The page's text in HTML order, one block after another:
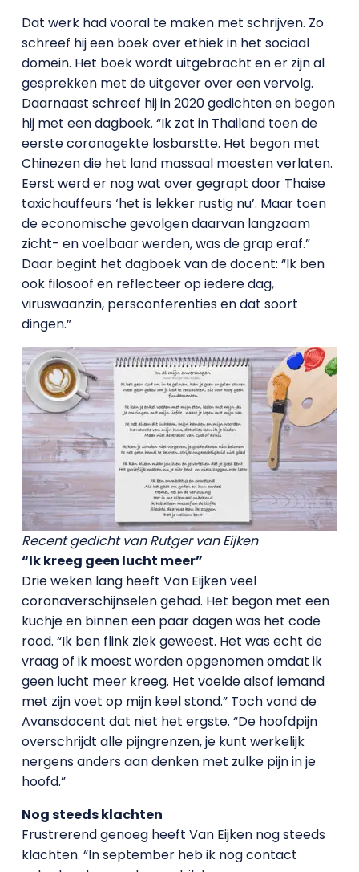
Dat werk had vooral te maken met schrijven. Zo
schreef hij een boek over ethiek in het sociaal
domein. Het boek wordt uitgebracht en er zijn al
gesprekken met de uitgever over een vervolg.
Daarnaast schreef hij in 2020 gedichten en begon
hij met een dagboek. “Ik zat in Thailand toen de
eerste coronagekte losbarstte. Het begon met
Chinezen die het land massaal moesten verlaten.
Eerst werd er nog wat over gegrapt door Thaise
taxichauffeurs ‘het is lekker rustig nu’. Maar toen
de economische gevolgen daarvan langzaam
zicht- en voelbaar werden, was de grap eraf.”
Daar begint het dagboek van de docent: “Ik ben
ook filosoof en reflecteer op iedere dag,
viruswaanzin, persconferenties en dat soort
dingen.”
Recent gedicht van Rutger van Eijken
“Ik kreeg geen lucht meer”
Drie weken lang heeft Van Eijken veel
coronaverschijnselen gehad. Het begon met een
kuchje en binnen een paar dagen was het code
rood. “Ik ben flink ziek geweest. Het was echt de
vraag of ik moest worden opgenomen omdat ik
geen lucht meer kreeg. Het voelde alsof iemand
met zijn voet op mijn keel stond.” Toch vond de
Avansdocent dat niet het ergste. “De hoofdpijn
overschrijdt alle pijngrenzen, je kunt werkelijk
nergens anders aan denken met zulke pijn in je
hoofd.”
Nog steeds klachten
Frustrerend genoeg heeft Van Eijken nog steeds
klachten. “In september heb ik nog contact